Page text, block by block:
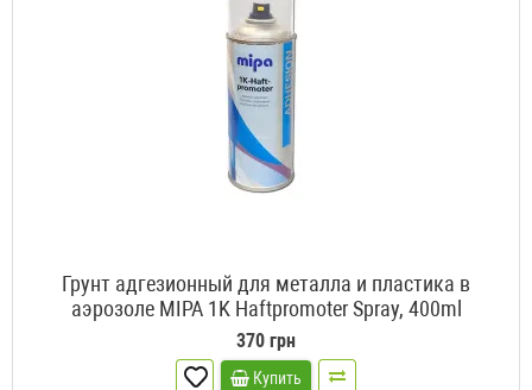
Грунт адгезионный для металла и пластика в
аэрозоле MIPA 1K Haftpromoter Spray, 400ml
370 грн
Купить